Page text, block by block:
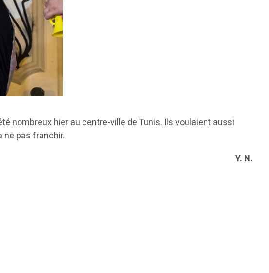
nombreux hier au centre-ville de Tunis. Ils voulaient aussi
ne pas franchir.
Y. N.